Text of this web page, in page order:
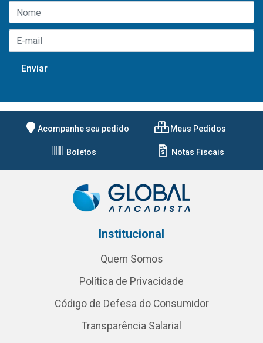
Acompanhe seu pedido Meus Pedidos
Boletos Notas Fiscais
Institucional
Quem Somos
Política de Privacidade
Código de Defesa do Consumidor
Transparência Salarial